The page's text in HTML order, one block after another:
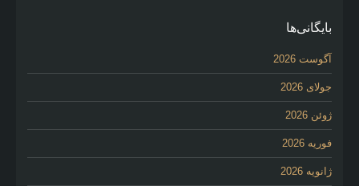
بایگانی‌ها
آگوست 2026
جولای 2026
ژوئن 2026
فوریه 2026
ژانویه 2026